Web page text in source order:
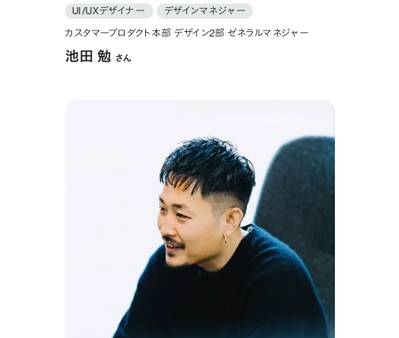
UI/UXデザイナー
デザインマネジャー
カスタマープロダクト本部 デザイン2部 ゼネラルマネジャー
池田 勉 さん